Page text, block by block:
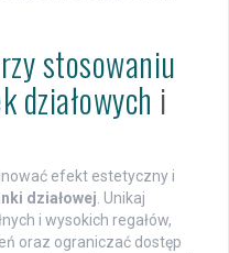
stosowaniu
działowych i
efekt estetyczny i
działowej . Unikaj
i wysokich regałów,
oraz ograniczać dostęp